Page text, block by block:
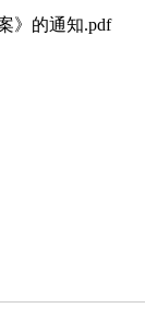
》的通知.pdf